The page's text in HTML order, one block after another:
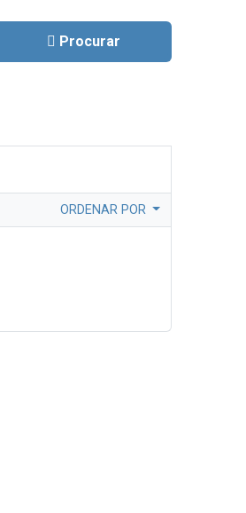
Procurar
ORDENAR POR